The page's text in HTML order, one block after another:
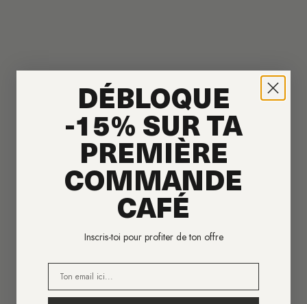
DÉBLOQUE
-15% SUR TA
PREMIÈRE
COMMANDE
CAFÉ
Inscris-toi pour profiter de ton offre